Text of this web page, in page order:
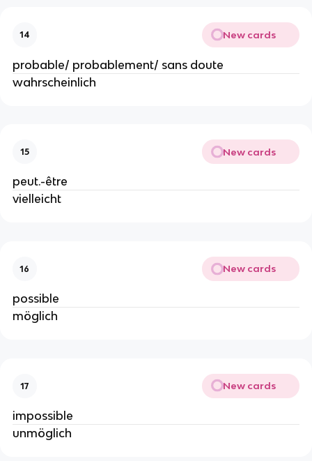
14 New cards
probable/ probablement/ sans doute
wahrscheinlich
15 New cards
peut.-être
vielleicht
16 New cards
possible
möglich
17 New cards
impossible
unmöglich